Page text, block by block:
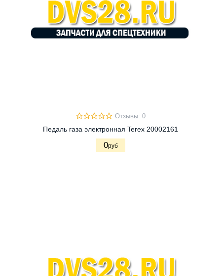
Отзывы: 0
Педаль газа электронная Terex 20002161
0руб